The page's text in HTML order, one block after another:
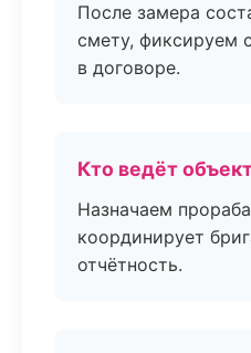
После замера
смету, фиксируем
в договоре.
Кто ведёт
Назначаем
координирует
отчётность.